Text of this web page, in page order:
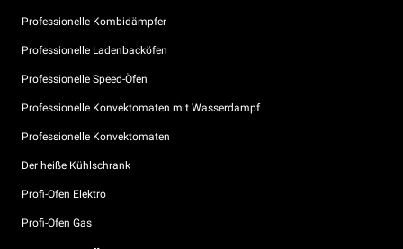
Professionelle Kombidämpfer
Professionelle Ladenbacköfen
Professionelle Speed-Öfen
Professionelle Konvektomaten mit Wasserdampf
Professionelle Konvektomaten
Der heiße Kühlschrank
Profi-Ofen Elektro
Profi-Ofen Gas